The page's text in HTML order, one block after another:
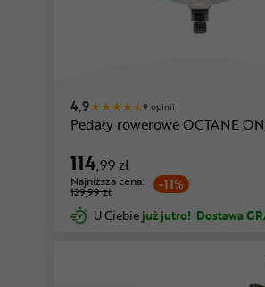
4,9 9 opinii
Pedały rowerowe OCTANE
114,99 zł
-11%
Najniższa cena:
129,99 zł
U Ciebie już jutro! Dostawa